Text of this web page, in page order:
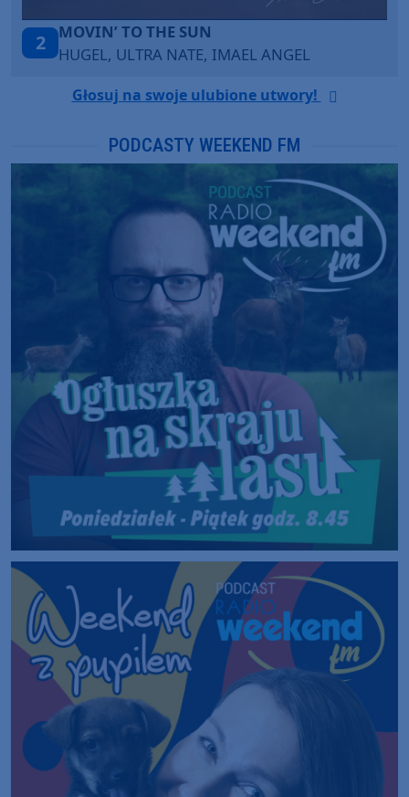
2
MOVIN’ TO THE SUN
HUGEL, ULTRA NATE, IMAEL ANGEL
Głosuj na swoje ulubione utwory!
PODCASTY WEEKEND FM